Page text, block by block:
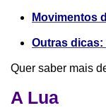
Movimentos
Outras
Quer saber mais
A Lua